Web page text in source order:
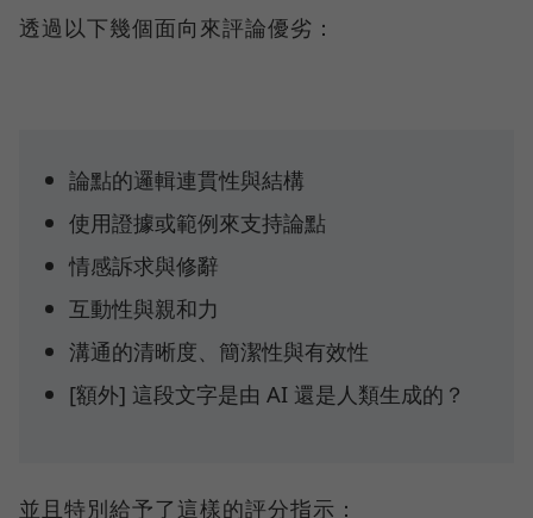
透過以下幾個面向來評論優劣：
論點的邏輯連貫性與結構
使用證據或範例來支持論點
情感訴求與修辭
互動性與親和力
溝通的清晰度、簡潔性與有效性
[額外] 這段文字是由 AI 還是人類生成的？
並且特別給予了這樣的評分指示：